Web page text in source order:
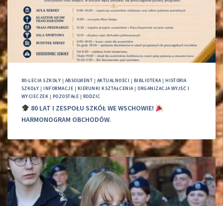
80-LECIA SZKOŁY | ABSOLWENT | AKTUALNOŚCI | BIBLIOTEKA |HISTORIA
SZKOŁY |INFORMACJE | KIERUNKI KSZTAŁCENIA |ORGANIZACJA WYJŚĆ I
WYCIECZEK | POZOSTAŁE | RODZIC
80 LAT I ZESPOŁU SZKÓŁ WE WSCHOWIE!
HARMONOGRAM OBCHODÓW.